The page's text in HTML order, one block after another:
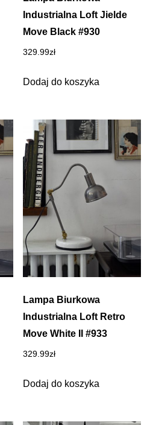
Industrialna Loft Jielde
Move Black #930
329.99zł
Dodaj do koszyka
Lampa Biurkowa
Industrialna Loft Retro
Move White II #933
329.99zł
Dodaj do koszyka